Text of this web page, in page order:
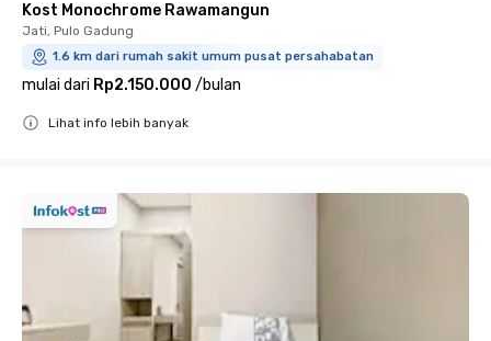
Kost Monochrome Rawamangun
Jati, Pulo Gadung
1.6 km dari rumah sakit umum pusat persahabatan
mulai dari Rp2.150.000 /bulan
Lihat info lebih banyak